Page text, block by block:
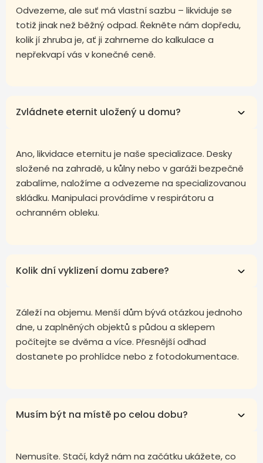
Odvezeme, ale suť má vlastní sazbu – likviduje se
totiž jinak než běžný odpad. Řekněte nám dopředu,
kolik jí zhruba je, ať ji zahrneme do kalkulace a
nepřekvapí vás v konečné ceně.
Zvládnete eternit uložený u domu?
Ano, likvidace eternitu je naše specializace. Desky
složené na zahradě, u kůlny nebo v garáži bezpečně
zabalíme, naložíme a odvezeme na specializovanou
skládku. Manipulaci provádíme v respirátoru a
ochranném obleku.
Kolik dní vyklizení domu zabere?
Záleží na objemu. Menší dům bývá otázkou jednoho
dne, u zaplněných objektů s půdou a sklepem
počítejte se dvěma a více. Přesnější odhad
dostanete po prohlídce nebo z fotodokumentace.
Musím být na místě po celou dobu?
Nemusíte. Stačí, když nám na začátku ukážete, co